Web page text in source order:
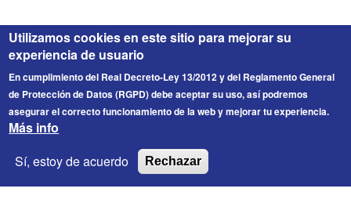
FICESA
derechos reservados.
Utilizamos cookies en este sitio para mejorar su
experiencia de usuario
En cumplimiento del Real Decreto-Ley 13/2012 y del Reglamento General
de Protección de Datos (RGPD) debe aceptar su uso, así podremos
asegurar el correcto funcionamiento de la web y mejorar tu experiencia.
Más info
Sí, estoy de acuerdo
Rechazar